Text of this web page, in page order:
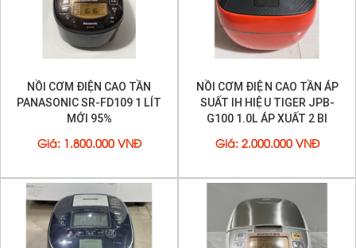
Với công nghệ chân không, cơm không thiu, không đổi
màu ngay cả khi để cơm 48 tiếng sau khi nấu.
Đặc biệt có thể cắm điện liên tục 48 tiếng mà cơm
không hề khô như nồi cơm điện thông thường.
Nồi cơm điện cao tầnchân không TOSHIBA xứng đáng
là khoản đầu tư đem lai lợi ích dài lâu trongcăn
nhà bạn
ĐIỂM NỔI BẬT CỦA NỒI CƠM TOSHIBA RC-10VRK
XoongĐỒNG, phủTITAN KIM CƯƠNG
Cóchân không
vẫn trắng dẻo thơm không đổi màu
Điện áp 100v, nấu cơm 167 độ
Nhiều chế độ nấu ăn, nhiều loại gạo
phù hợp với gia đình từ 3 -5 thành viên
NỒI CƠM ĐIỆN CAO TẦN
PANASONIC SR-FD109 1 LÍT
MỚI 95%
Giá: 1.800.000 VNĐ
NỒI CƠM ĐIỆN CAO TẦN ÁP
SUẤT IH HIỆU TIGER JPB-
G100 1.0L ÁP XUẤT 2 BI
Giá: 2.000.000 VNĐ